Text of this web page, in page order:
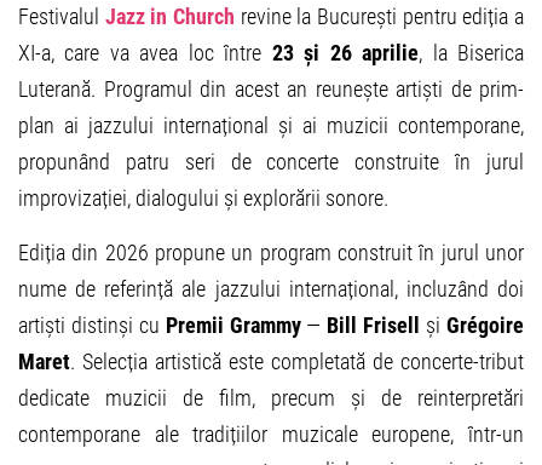
Festivalul Jazz in Church revine la București pentru ediția a
XI-a, care va avea loc între 23 și 26 aprilie, la Biserica
Luterană. Programul din acest an reunește artiști de prim-
plan ai jazzului internațional și ai muzicii contemporane,
propunând patru seri de concerte construite în jurul
improvizației, dialogului și explorării sonore.
Ediția din 2026 propune un program construit în jurul unor
nume de referință ale jazzului internațional, incluzând doi
artiști distinși cu Premii Grammy— Bill Frisell șiGrégoire
Maret. Selecția artistică este completată de concerte-tribut
dedicate muzicii de film, precum și de reinterpretări
contemporane ale tradițiilor muzicale europene, într-un